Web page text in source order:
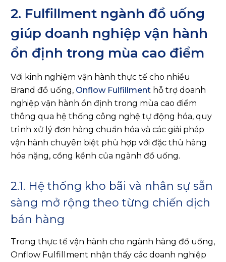
2. Fulfillment ngành đồ uống
giúp doanh nghiệp vận hành
ổn định trong mùa cao điểm
Với kinh nghiệm vận hành thực tế cho nhiều
Brand đồ uống, Onflow Fulfillment hỗ trợ doanh
nghiệp vận hành ổn định trong mùa cao điểm
thông qua hệ thống công nghệ tự động hóa, quy
trình xử lý đơn hàng chuẩn hóa và các giải pháp
vận hành chuyên biệt phù hợp với đặc thù hàng
hóa nặng, cồng kềnh của ngành đồ uống.
2.1. Hệ thống kho bãi và nhân sự sẵn
sàng mở rộng theo từng chiến dịch
bán hàng
Trong thực tế vận hành cho ngành hàng đồ uống,
Onflow Fulfillment nhận thấy các doanh nghiệp